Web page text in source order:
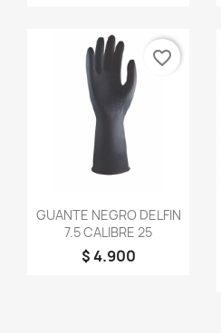
Vista rápida
GUANTE NEGRO DELFIN
7.5 CALIBRE 25
$ 4.900
favorite_border